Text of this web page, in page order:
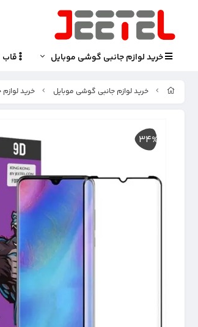
خرید لوازم جانبی گوشی موبایل قاب
خرید لوازم جانبی گوشی موبایل خرید
34%